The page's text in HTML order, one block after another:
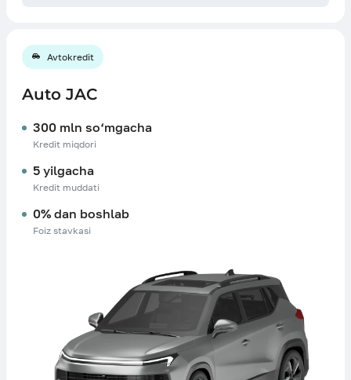
Avtokredit
Auto JAC
300 mln so‘mgacha
Kredit miqdori
5 yilgacha
Kredit muddati
0% dan boshlab
Foiz stavkasi